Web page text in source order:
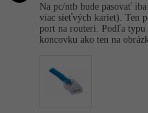
Na pc/ntb bude pasovať
viac sieťvých kariet). Ten
port na routeri. Podľa typu
koncovku ako ten na